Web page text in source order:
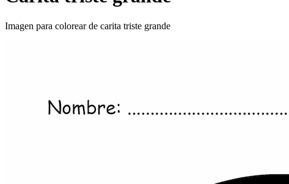
Imagen para colorear de carita triste grande